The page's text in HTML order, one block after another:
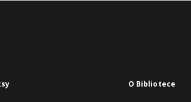
O Bibliotece